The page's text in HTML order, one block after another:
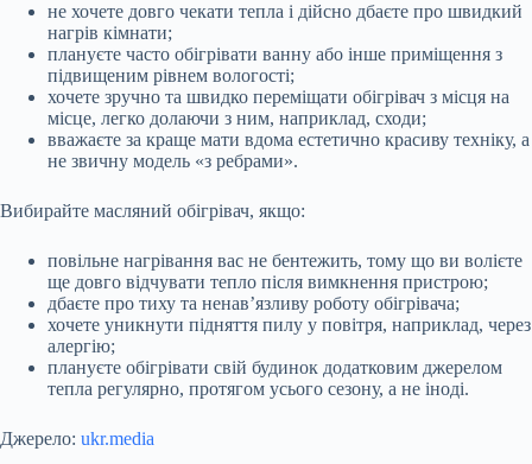
не хочете довго чекати тепла і дійсно дбаєте про швидкий
нагрів кімнати;
плануєте часто обігрівати ванну або інше приміщення з
підвищеним рівнем вологості;
хочете зручно та швидко переміщати обігрівач з місця на
місце, легко долаючи з ним, наприклад, сходи;
вважаєте за краще мати вдома естетично красиву техніку, а
не звичну модель «з ребрами».
Вибирайте масляний обігрівач, якщо:
повільне нагрівання вас не бентежить, тому що ви волієте
ще довго відчувати тепло після вимкнення пристрою;
дбаєте про тиху та ненав’язливу роботу обігрівача;
хочете уникнути підняття пилу у повітря, наприклад, через
алергію;
плануєте обігрівати свій будинок додатковим джерелом
тепла регулярно, протягом усього сезону, а не іноді.
Джерело: ukr.media